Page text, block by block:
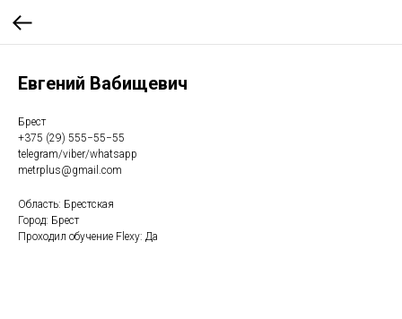
Евгений Вабищевич
Брест
+375 (29) 555−55−55
telegram/viber/whatsapp
metrplus@gmail.com
Область: Брестская
Город: Брест
Проходил обучение Flexy: Да